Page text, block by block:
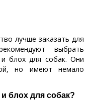
лучше заказать для
выбрать
блох для собак. Они
но имеют немало
блох для собак?